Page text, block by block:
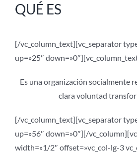
QUÉ ES
[/vc_column_text][vc_separator
up=»25″
Es una organización socialmente
clara voluntad
[/vc_column_text][vc_separator
up=»56″ down=»0″][/
width=»1/2″ offset=»vc_col-lg-3